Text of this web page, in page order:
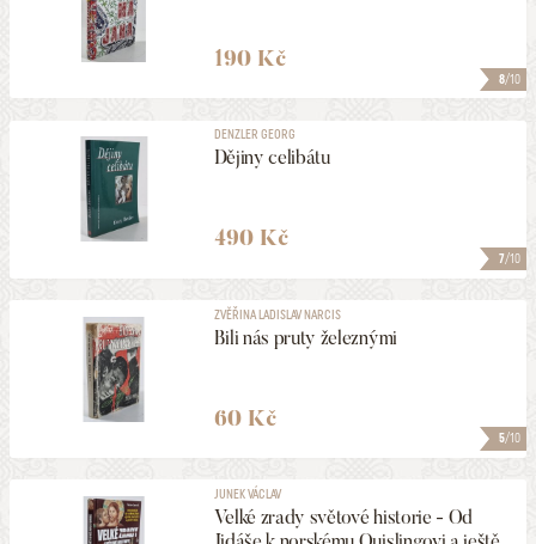
8/10
190 Kč
7/10
DENZLER GEORG
Dějiny celibátu
490 Kč
5/10
ZVĚŘINA LADISLAV NARCIS
Bili nás pruty železnými
60 Kč
JUNEK VÁCLAV
Velké zrady světové historie - Od